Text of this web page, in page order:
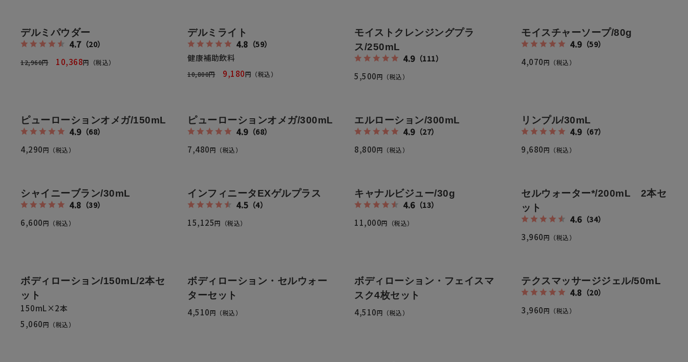
サプリメント たるみ・むくみ
しわ・小じわ
送料・配送について
返品・交換・キャンセルについて
デルミパウダー
4.7（20）
12,960円 10,368円（税込）
デルミライト
4.8 （59）
健康補助飲料
10,800円 9,180円（税込）
モイストクレンジングプラ
ス/250mL
4.9（111）
5,500円（税込）
モイスチャーソープ/80g
4.9（59）
4,070円（税込）
ピューローションオメガ/150mL
4.9（68）
4,290円（税込）
ピューローションオメガ/300mL
4.9（68）
7,480円（税込）
エルローション/300mL
4.9（27）
8,800円（税込）
リンプル/30mL
4.9（67）
9,680円（税込）
シャイニーブラン/30mL
4.8 （39）
6,600円（税込）
インフィニータEXゲルプラス
4.5（4）
15,125円（税込）
キャナルビジュー/30g
4.6（13）
11,000円（税込）
セルウォーター*/200mL 2本セ
ット
4.6（34）
3,960円（税込）
ボディローション/150mL/2本セ
ット
150mL×2本
5,060円（税込）
ボディローション・セルウォー
ターセット
4,510円（税込）
ボディローション・フェイスマ
スク4枚セット
4,510円（税込）
テクスマッサージジェル/50mL
4.8 （20）
3,960円（税込）